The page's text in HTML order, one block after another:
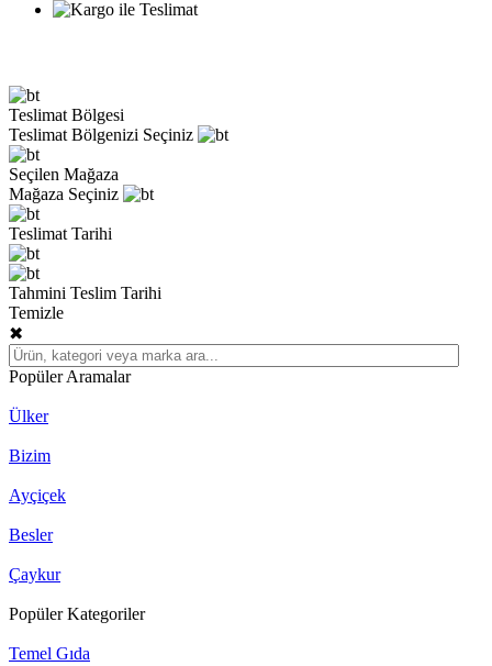
Teslimat Bölgesi
Teslimat Bölgenizi Seçiniz
Seçilen Mağaza
Mağaza Seçiniz
Teslimat Tarihi
Tahmini Teslim Tarihi
Temizle
✖
Popüler Aramalar
Ülker
Bizim
Ayçiçek
Besler
Çaykur
Popüler Kategoriler
Temel Gıda